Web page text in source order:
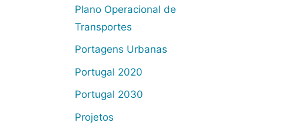
Plano Operacional de
Transportes
Portagens Urbanas
Portugal 2020
Portugal 2030
Projetos